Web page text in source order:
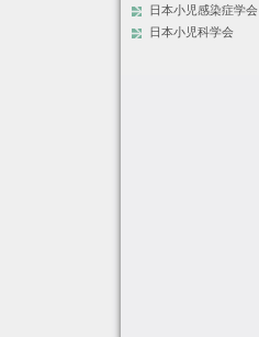
日本小児感染症学会
日本小児科学会